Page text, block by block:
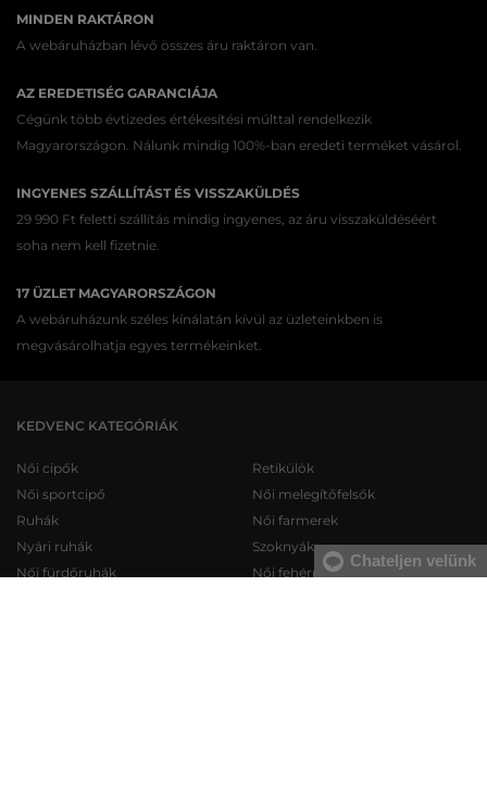
MINDEN RAKTÁRON
A webáruházban lévő összes áru raktáron van.
AZ EREDETISÉG GARANCIÁJA
Cégünk több évtizedes értékesítési múlttal rendelkezik
Magyarországon. Nálunk mindig 100%-ban eredeti terméket vásárol.
INGYENES SZÁLLÍTÁST ÉS VISSZAKÜLDÉS
29 990 Ft feletti szállítás mindig ingyenes, az áru visszaküldéséért
soha nem kell fizetnie.
17 ÜZLET MAGYARORSZÁGON
A webáruházunk széles kínálatán kívül az üzleteinkben is
megvásárolhatja egyes termékeinket.
KEDVENC KATEGÓRIÁK
Női cipők
Női sportcipő
Ruhák
Nyári ruhák
Női fürdőruhák
Retikülök
Női melegítőfelsők
Női farmerek
Szoknyák
Női fehérneműk
Chateljen velünk